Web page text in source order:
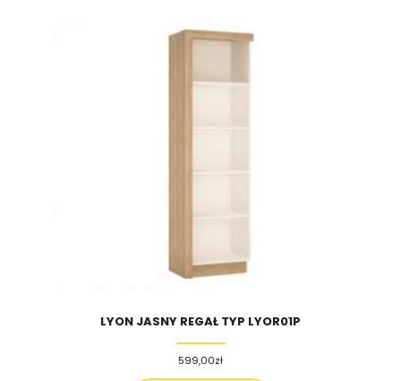
LYON JASNY REGAŁ TYP LYOR01P
599,00zł